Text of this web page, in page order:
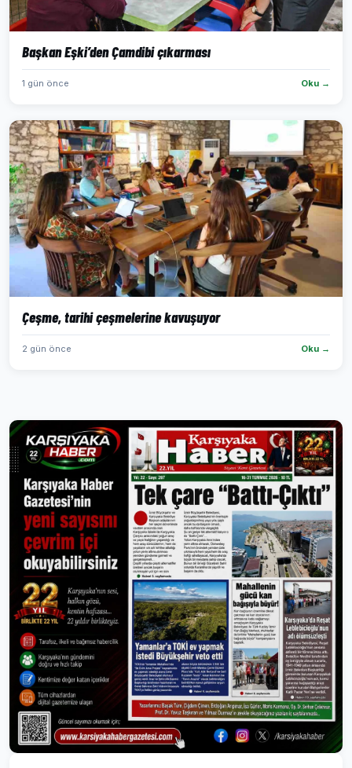
Başkan Eşki’den Çamdibi çıkarması
1 gün önce Oku →
Çeşme, tarihi çeşmelerine kavuşuyor
2 gün önce Oku →